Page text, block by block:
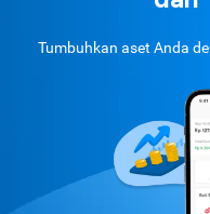
Tumbuhkan aset Anda